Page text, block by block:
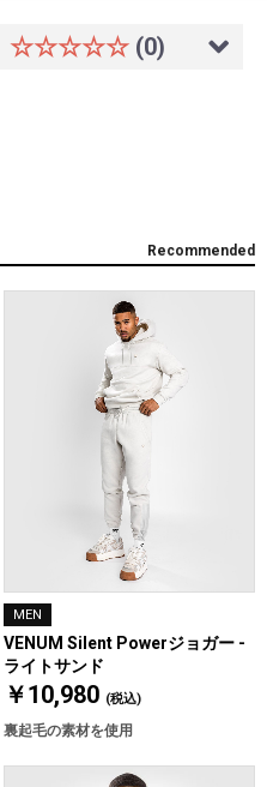
☆☆☆☆☆ (0)
Recommended
MEN
VENUM Silent Powerジョガー -
ライトサンド
￥10,980 (税込)
裏起毛の素材を使用